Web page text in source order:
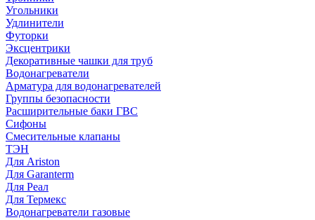
Угольники
Удлинители
Футорки
Эксцентрики
Декоративные чашки для труб
Водонагреватели
Арматура для водонагревателей
Группы безопасности
Расширительные баки ГВС
Сифоны
Смесительные клапаны
ТЭН
Для Ariston
Для Garanterm
Для Реал
Для Термекс
Водонагреватели газовые